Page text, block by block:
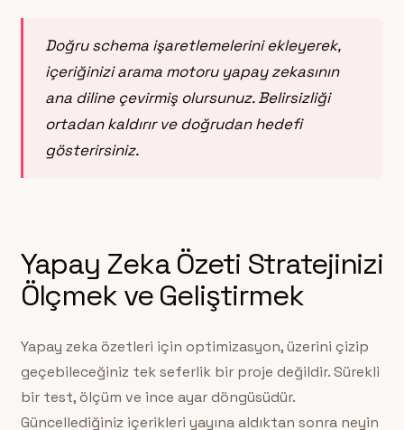
Doğru schema işaretlemelerini ekleyerek,
içeriğinizi arama motoru yapay zekasının
ana diline çevirmiş olursunuz. Belirsizliği
ortadan kaldırır ve doğrudan hedefi
gösterirsiniz.
Yapay Zeka Özeti Stratejinizi
Ölçmek ve Geliştirmek
Yapay zeka özetleri için optimizasyon, üzerini çizip
geçebileceğiniz tek seferlik bir proje değildir. Sürekli
bir test, ölçüm ve ince ayar döngüsüdür.
Güncellediğiniz içerikleri yayına aldıktan sonra neyin